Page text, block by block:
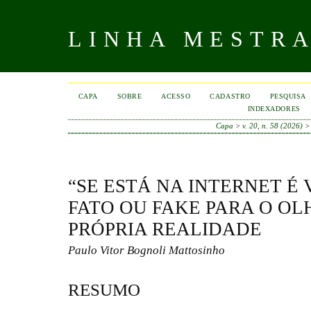
LINHA
CAPA SOBRE ACESSO CADASTRO
PESQUISA
INDEXADORES
Capa >v. 20, n. 58 (2026)
“SE ESTÁ NA INTERNET É
FATO OU FAKE PARA O
PRÓPRIA REALIDADE
Paulo Vitor Bognoli Mattosinho
RESUMO